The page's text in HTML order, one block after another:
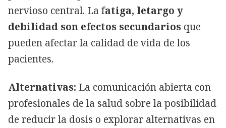
nervioso central. La fatiga, letargo y
debilidad son efectos secundarios que
pueden afectar la calidad de vida de los
pacientes.
Alternativas: La comunicación abierta con
profesionales de la salud sobre la posibilidad
de reducir la dosis o explorar alternativas en